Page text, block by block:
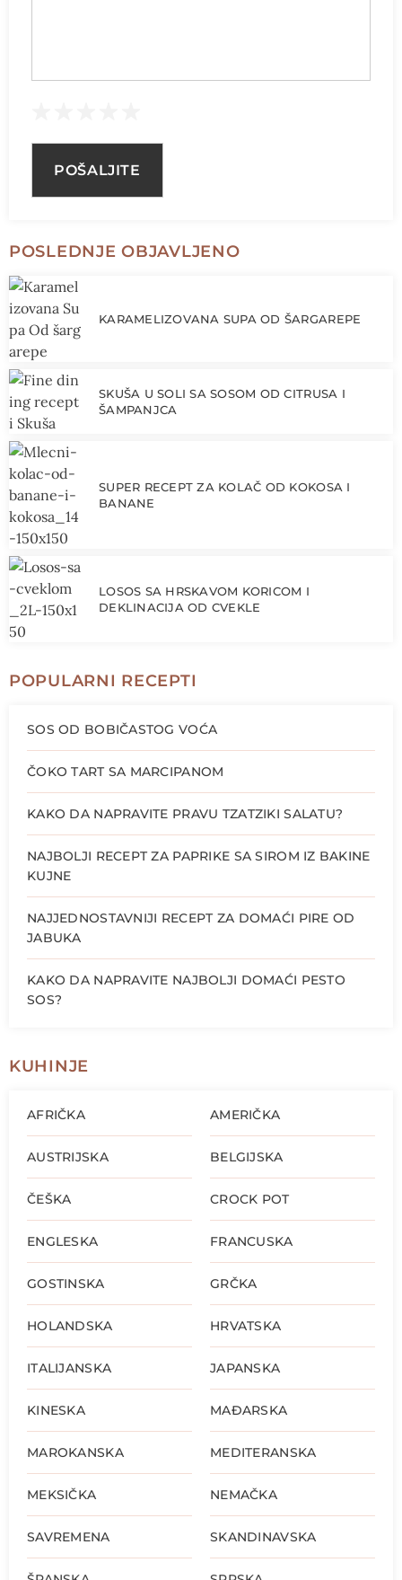
POSLEDNJE OBJAVLJENO
KARAMELIZOVANA SUPA OD ŠARGAREPE
SKUŠA U SOLI SA SOSOM OD CITRUSA I
ŠAMPANJCA
SUPER RECEPT ZA KOLAČ OD KOKOSA I
BANANE
LOSOS SA HRSKAVOM KORICOM I
DEKLINACIJA OD CVEKLE
POPULARNI RECEPTI
SOS OD BOBIČASTOG VOĆA
ČOKO TART SA MARCIPANOM
KAKO DA NAPRAVITE PRAVU TZATZIKI SALATU?
NAJBOLJI RECEPT ZA PAPRIKE SA SIROM IZ BAKINE
KUJNE
NAJJEDNOSTAVNIJI RECEPT ZA DOMAĆI PIRE OD
JABUKA
KAKO DA NAPRAVITE NAJBOLJI DOMAĆI PESTO
SOS?
KUHINJE
AFRIČKA AMERIČKA
AUSTRIJSKA BELGIJSKA
ČEŠKA CROCK POT
ENGLESKA FRANCUSKA
GOSTINSKA GRČKA
HOLANDSKA HRVATSKA
ITALIJANSKA JAPANSKA
KINESKA MAĐARSKA
MAROKANSKA MEDITERANSKA
MEKSIČKA NEMAČKA
SAVREMENA SKANDINAVSKA